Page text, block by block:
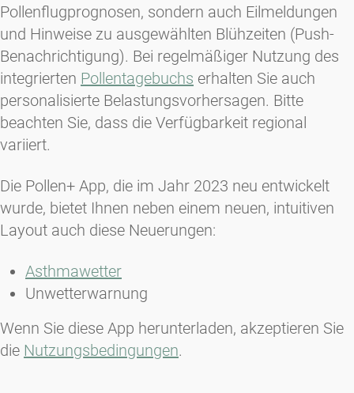
Pollenflugprognosen, sondern auch Eilmeldungen
und Hinweise zu ausgewählten Blühzeiten (Push-
Benachrichtigung). Bei regelmäßiger Nutzung des
integrierten Pollentagebuchs erhalten Sie auch
personalisierte Belastungsvorhersagen. Bitte
beachten Sie, dass die Verfügbarkeit regional
variiert.
Die Pollen+ App, die im Jahr 2023 neu entwickelt
wurde, bietet Ihnen neben einem neuen, intuitiven
Layout auch diese Neuerungen:
Asthmawetter
Unwetterwarnung
Wenn Sie diese App herunterladen, akzeptieren Sie
die Nutzungsbedingungen.